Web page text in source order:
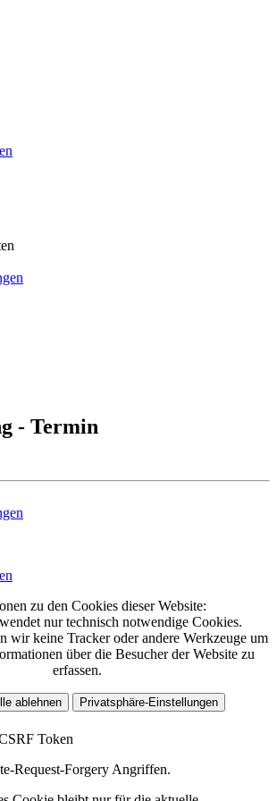
- Termin
zu den Cookies dieser Website:
nur technisch notwendige Cookies.
wir keine Tracker oder andere Werkzeuge um
über die Besucher der Website zu
erfassen.
ablehnen Privatsphäre-Einstellungen
Token
Request-Forgery Angriffen.